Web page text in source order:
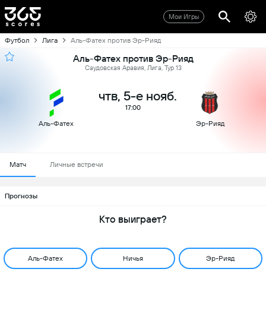
Мои Игры
Футбол Лига Аль-Фатех против Эр-Рияд
Аль-Фатех против Эр-Рияд
Саудовская Аравия, Лига, Тур 13
Аль-Фатех
чтв, 5-е нояб.
17:00
Эр-Рияд
Матч Личные встречи
Прогнозы
Кто выиграет?
Аль-Фатех Ничья Эр-Рияд